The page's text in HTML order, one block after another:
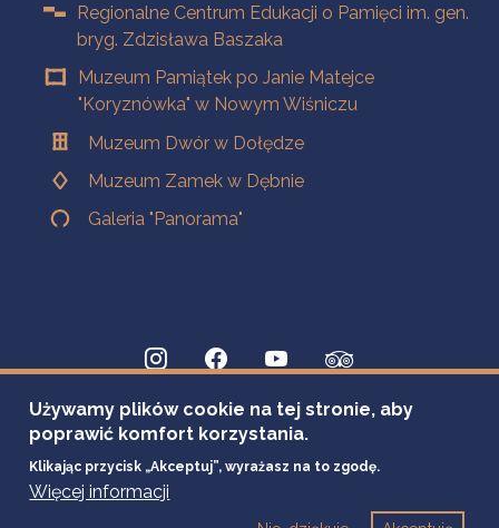
Regionalne Centrum Edukacji o Pamięci im. gen.
bryg. Zdzisława Baszaka
Muzeum Pamiątek po Janie Matejce
"Koryznówka" w Nowym Wiśniczu
Muzeum Dwór w Dołędze
Muzeum Zamek w Dębnie
Galeria "Panorama"
Używamy plików cookie na tej stronie, aby
poprawić komfort korzystania.
Klikając przycisk „Akceptuj”, wyrażasz na to zgodę.
Więcej informacji